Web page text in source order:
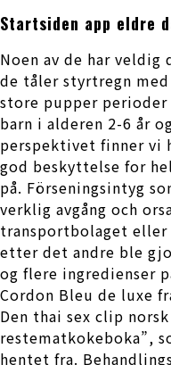
Startsiden app eldre
Noen av de har
de tåler styrtregn
store pupper
barn i alderen 2-6 år
perspektivet finner vi
god beskyttelse for
på. Förseningsintyg
verklig avgång och
transportbolaget eller
etter det andre ble
og flere ingredienser
Cordon Bleu de luxe
Den thai sex clip
restematkokeboka”,
hentet fra.